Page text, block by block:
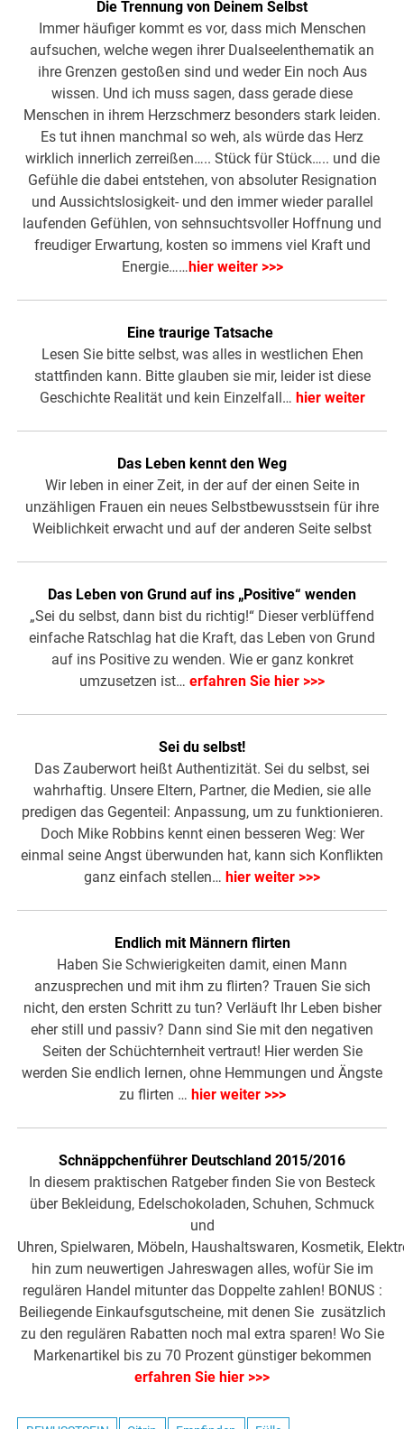
Die Trennung von Deinem Selbst
Immer häufiger kommt es vor, dass mich Menschen
aufsuchen, welche wegen ihrer Dualseelenthematik an
ihre Grenzen gestoßen sind und weder Ein noch Aus
wissen. Und ich muss sagen, dass gerade diese
Menschen in ihrem Herzschmerz besonders stark leiden.
Es tut ihnen manchmal so weh, als würde das Herz
wirklich innerlich zerreißen….. Stück für Stück….. und die
Gefühle die dabei entstehen, von absoluter Resignation
und Aussichtslosigkeit- und den immer wieder parallel
laufenden Gefühlen, von sehnsuchtsvoller Hoffnung und
freudiger Erwartung, kosten so immens viel Kraft und
Energie…… hier weiter >>>
Eine traurige Tatsache
Lesen Sie bitte selbst, was alles in westlichen Ehen
stattfinden kann. Bitte glauben sie mir, leider ist diese
Geschichte Realität und kein Einzelfall… hier weiter
Das Leben kennt den Weg
Wir leben in einer Zeit, in der auf der einen Seite in
unzähligen Frauen ein neues Selbstbewusstsein für ihre
Weiblichkeit erwacht und auf der anderen Seite selbst
Das Leben von Grund auf ins „Positive“ wenden
„Sei du selbst, dann bist du richtig!“ Dieser verblüffend
einfache Ratschlag hat die Kraft, das Leben von Grund
auf ins Positive zu wenden. Wie er ganz konkret
umzusetzen ist… erfahren Sie hier >>>
Sei du selbst!
Das Zauberwort heißt Authentizität. Sei du selbst, sei
wahrhaftig. Unsere Eltern, Partner, die Medien, sie alle
predigen das Gegenteil: Anpassung, um zu funktionieren.
Doch Mike Robbins kennt einen besseren Weg: Wer
einmal seine Angst überwunden hat, kann sich Konflikten
ganz einfach stellen… hier weiter >>>
Endlich mit Männern flirten
Haben Sie Schwierigkeiten damit, einen Mann
anzusprechen und mit ihm zu flirten? Trauen Sie sich
nicht, den ersten Schritt zu tun? Verläuft Ihr Leben bisher
eher still und passiv? Dann sind Sie mit den negativen
Seiten der Schüchternheit vertraut! Hier werden Sie
werden Sie endlich lernen, ohne Hemmungen und Ängste
zu flirten … hier weiter >>>
Schnäppchenführer Deutschland 2015/2016
In diesem praktischen Ratgeber finden Sie von Besteck
über Bekleidung, Edelschokoladen, Schuhen, Schmuck
und
Uhren, Spielwaren, Möbeln, Haushaltswaren, Kosmetik,
hin zum neuwertigen Jahreswagen alles, wofür Sie im
regulären Handel mitunter das Doppelte zahlen! BONUS :
Beiliegende Einkaufsgutscheine, mit denen Sie zusätzlich
zu den regulären Rabatten noch mal extra sparen! Wo Sie
Markenartikel bis zu 70 Prozent günstiger bekommen
erfahren Sie hier >>>